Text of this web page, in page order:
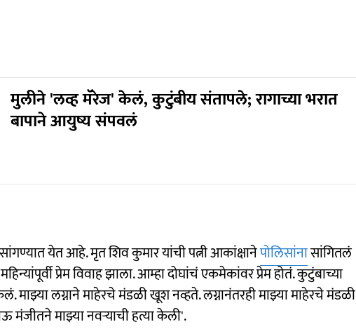
मुलीने 'लव्ह मॅरेज' केलं, कुटुंबीय संतापले; रागाच्या भरात
बापाने आयुष्य संपवलं
येत आहे. मृत शिव कुमार यांची पत्नी आकांक्षानेपोलिसांनासांगितलं
प्रेम विवाह झाला. आम्हा दोघांचं एकमेकांवर प्रेम होतं. कुटुंबाच्या
माझ्या लग्नाने माहेरचे मंडळी खूश नव्हते. लग्नानंतरही माझ्या माहेरचे मंडळी
मंजीतने माझ्या नवऱ्याची हत्या केली'.